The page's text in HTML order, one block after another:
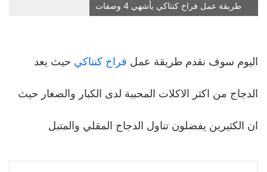
طريقة عمل فراخ كنتاكي بأشهي 4 وصفات
اليوم سوف نقدم طريقة عمل فراخ كنتاكي حيث يعد
الدجاج من اكثر الاكلات المحببة لدى الكبار والصغار حيث
ان الكثيرين يفضلون تناول الدجاج المقلي والمتبل